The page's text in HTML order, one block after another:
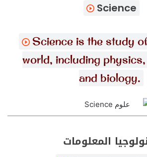
Science
Science is the study
world, including
and biology.
المعلومات